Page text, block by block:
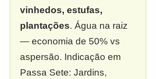
vinhedos, estufas,
plantações. Água na raiz
— economia de 50% vs
aspersão. Indicação em
Passa Sete: Jardins,